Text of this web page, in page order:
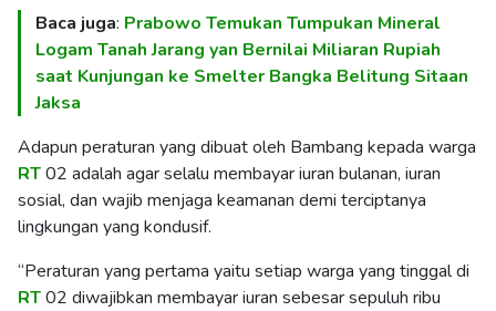
Baca juga: Prabowo Temukan Tumpukan Mineral
Logam Tanah Jarang yan Bernilai Miliaran Rupiah
saat Kunjungan ke Smelter Bangka Belitung Sitaan
Jaksa
Adapun peraturan yang dibuat oleh Bambang kepada warga
RT02 adalah agar selalu membayar iuran bulanan, iuran
sosial, dan wajib menjaga keamanan demi terciptanya
lingkungan yang kondusif.
“Peraturan yang pertama yaitu setiap warga yang tinggal di
RT02 diwajibkan membayar iuran sebesar sepuluh ribu